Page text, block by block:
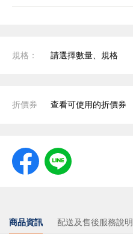
規格： 請選擇數量、規格
折價券 查看可使用的折價券
商品資訊 配送及售後服務說明